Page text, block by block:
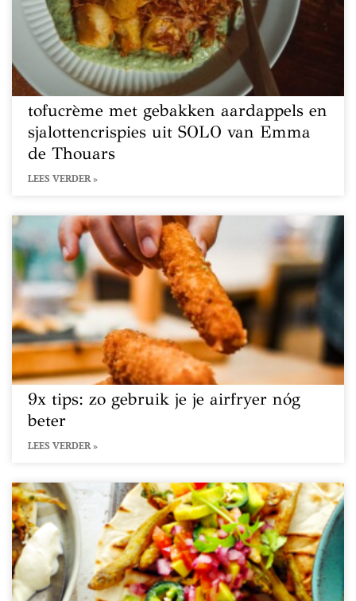
tofucrème met gebakken aardappels en
sjalottencrispies uit SOLO van Emma
de Thouars
LEES VERDER »
9x tips: zo gebruik je je airfryer nóg
beter
LEES VERDER »